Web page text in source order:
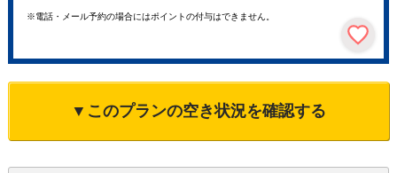
※電話・メール予約の場合にはポイントの付与はできません。
▼このプランの空き状況を確認する